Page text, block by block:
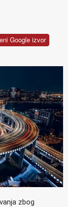
Google izvor
zbog